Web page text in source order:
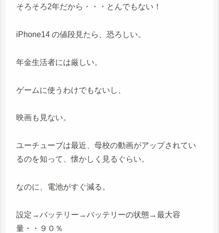
そろそろ2年だから・・・とんでもない！
iPhone14 の値段見たら、恐ろしい。
年金生活者には厳しい。
ゲームに使うわけでもないし、
映画も見ない。
ユーチューブは最近、母校の動画がアップされてい
るのを知って、懐かしく見るぐらい。
なのに、電池がすぐ減る。
設定→バッテリー→バッテリーの状態→最大容
量・・９０％